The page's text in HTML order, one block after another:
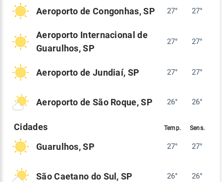
Aeroporto de Congonhas, SP 27° 27°
Aeroporto Internacional de
Guarulhos, SP
27° 27°
Aeroporto de Jundiaí, SP 27° 27°
Aeroporto de São Roque, SP 26° 26°
Guarulhos, SP 27° 27°
São Caetano do Sul, SP 26° 26°